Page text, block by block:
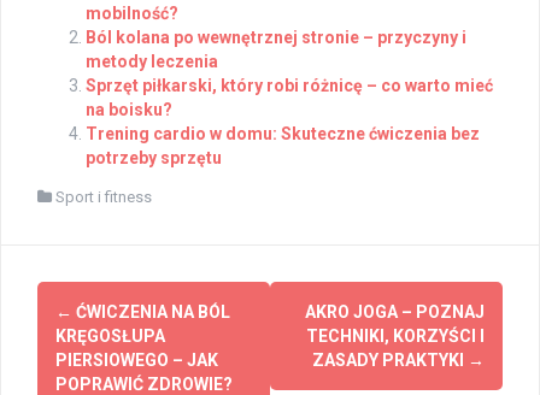
mobilność?
Ból kolana po wewnętrznej stronie – przyczyny i
metody leczenia
Sprzęt piłkarski, który robi różnicę – co warto mieć
na boisku?
Trening cardio w domu: Skuteczne ćwiczenia bez
potrzeby sprzętu
Sport i fitness
Post
navigation
← ĆWICZENIA NA BÓL
KRĘGOSŁUPA
PIERSIOWEGO – JAK
POPRAWIĆ ZDROWIE?
AKRO JOGA – POZNAJ
TECHNIKI, KORZYŚCI I
ZASADY PRAKTYKI
→